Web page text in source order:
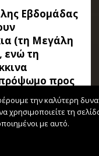
Εβδομάδας
(τη Μεγάλη
ενώ τη
προς
επιφάνειά
πασχαλινού
βάζοντας
την καλύτερη
χρησιμοποιείτε τη
με αυτό.